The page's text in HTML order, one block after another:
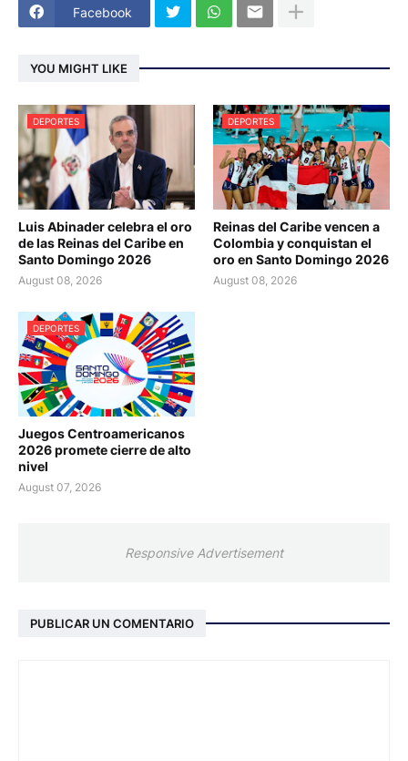
Facebook
YOU MIGHT LIKE
DEPORTES
Luis Abinader celebra el oro
de las Reinas del Caribe en
Santo Domingo 2026
August 08, 2026
DEPORTES
Reinas del Caribe vencen a
Colombia y conquistan el
oro en Santo Domingo 2026
August 08, 2026
DEPORTES
Juegos Centroamericanos
2026 promete cierre de alto
nivel
August 07, 2026
Responsive Advertisement
PUBLICAR UN COMENTARIO